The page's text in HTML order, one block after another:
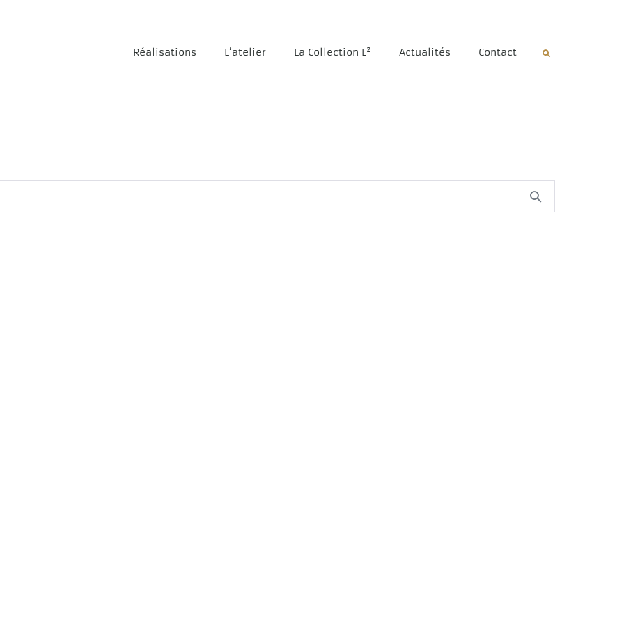
Réalisations L’atelier La Collection L² Actualités Contact